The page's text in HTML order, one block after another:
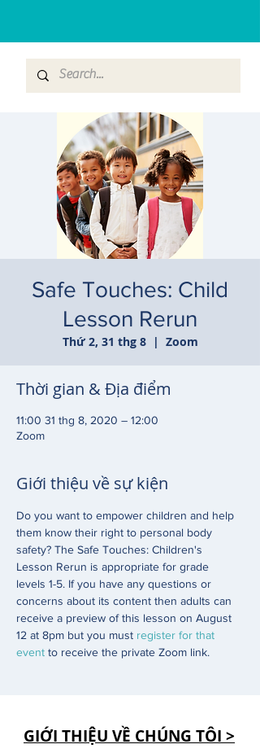
Safe Touches: Child
Lesson Rerun
Thứ 2, 31 thg 8
  |
Zoom
Thời gian & Địa điểm
11:00 31 thg 8, 2020 – 12:00
Zoom
Giới thiệu về sự kiện
Do you want to empower children and help
them know their right to personal body
safety? The Safe Touches: Children's
Lesson Rerun is appropriate for grade
levels 1-5. If you have any questions or
concerns about its content then adults can
receive a preview of this lesson on August
12 at 8pm but you must register for that
event to receive the private Zoom link.
GIỚI THIỆU VỀ CHÚNG TÔI >